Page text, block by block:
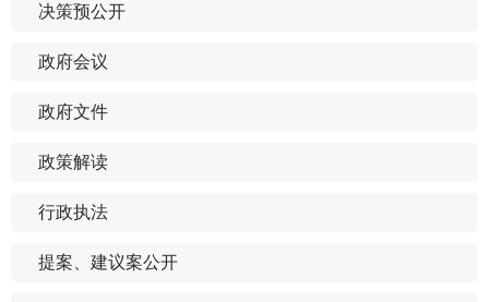
决策预公开
政府会议
政府文件
政策解读
行政执法
提案、建议案公开